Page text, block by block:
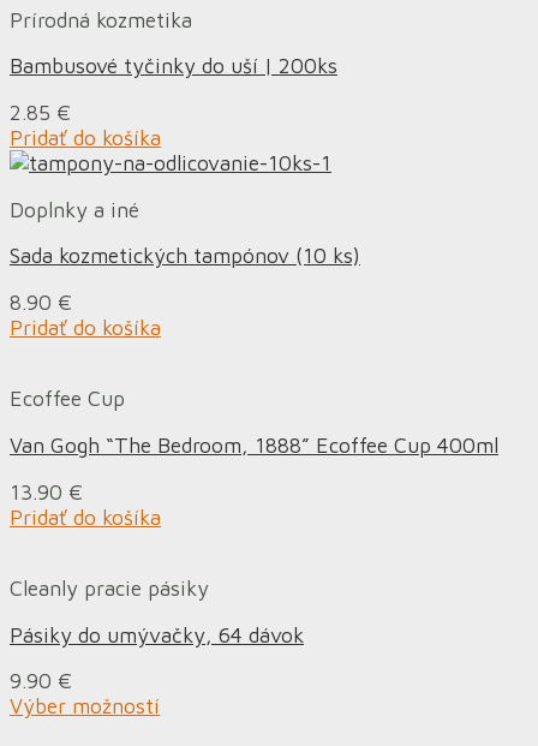
Prírodná kozmetika
Bambusové tyčinky do uší | 200ks
2.85 €
Pridať do košíka
Doplnky a iné
Sada kozmetických tampónov (10 ks)
8.90 €
Pridať do košíka
Ecoffee Cup
Van Gogh “The Bedroom, 1888” Ecoffee Cup 400ml
13.90 €
Pridať do košíka
Cleanly pracie pásiky
Pásiky do umývačky, 64 dávok
9.90 €
Výber možností